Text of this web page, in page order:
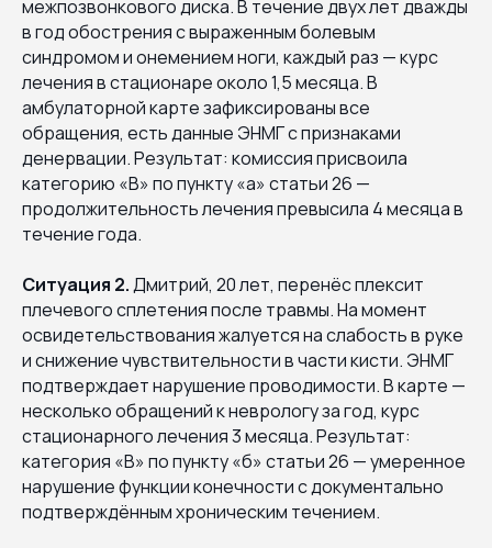
межпозвонкового диска. В течение двух лет дважды
в год обострения с выраженным болевым
синдромом и онемением ноги, каждый раз — курс
лечения в стационаре около 1,5 месяца. В
амбулаторной карте зафиксированы все
обращения, есть данные ЭНМГ с признаками
денервации. Результат: комиссия присвоила
категорию «В» по пункту «а» статьи 26 —
продолжительность лечения превысила 4 месяца в
течение года.
Ситуация 2.Дмитрий, 20 лет, перенёс плексит
плечевого сплетения после травмы. На момент
освидетельствования жалуется на слабость в руке
и снижение чувствительности в части кисти. ЭНМГ
подтверждает нарушение проводимости. В карте —
несколько обращений к неврологу за год, курс
стационарного лечения 3 месяца. Результат:
категория «В» по пункту «б» статьи 26 — умеренное
нарушение функции конечности с документально
подтверждённым хроническим течением.